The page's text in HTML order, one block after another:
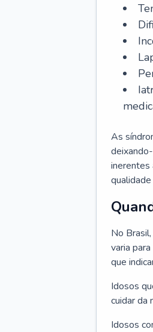
As
inerentes
No
varia
que
Idosos
cuidar da
Idosos